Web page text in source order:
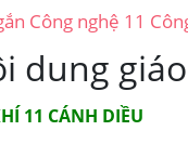
Công nghệ 11
dung
11 CÁNH DIỀU